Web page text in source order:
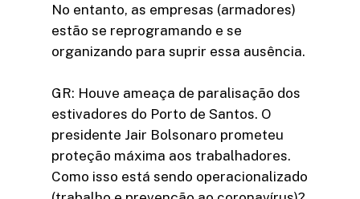
No entanto, as empresas (armadores)
estão se reprogramando e se
organizando para suprir essa ausência.
GR: Houve ameaça de paralisação dos
estivadores do Porto de Santos. O
presidente Jair Bolsonaro prometeu
proteção máxima aos trabalhadores.
Como isso está sendo operacionalizado